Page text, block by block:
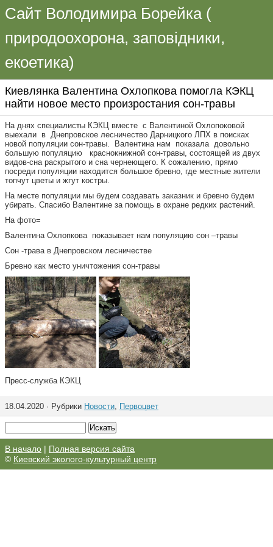
Сайт Володимира Борейка (
природоохорона, заповідники,
екоетика)
Киевлянка Валентина Охлопкова помогла КЭКЦ
найти новое место произростания сон-травы
На днях специалисты КЭКЦ вместе с Валентиной Охлопоковой
выехали в Днепровское лесничество Дарницкого ЛПХ в поисках
новой популяции сон-травы. Валентина нам показала довольно
большую популяцию краснокнижной сон-травы, состоящей из двух
видов-сна раскрытого и сна чернеющего. К сожалению, прямо
посреди популяции находится большое бревно, где местные жители
топчут цветы и жгут костры.
На месте популяции мы будем создавать заказник и бревно будем
убирать. Спасибо Валентине за помощь в охране редких растений.
На фото=
Валентина Охлопкова показывает нам популяцию сон –травы
Сон -трава в Днепровском лесничестве
Бревно как место уничтожения сон-травы
Пресс-служба КЭКЦ
18.04.2020 · Рубрики Новости, Первоцвет
В начало | Полная версия сайта
© Киевский эколого-культурный центр